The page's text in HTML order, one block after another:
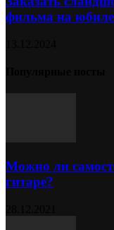
фильма на
Можно ли
гитаре?